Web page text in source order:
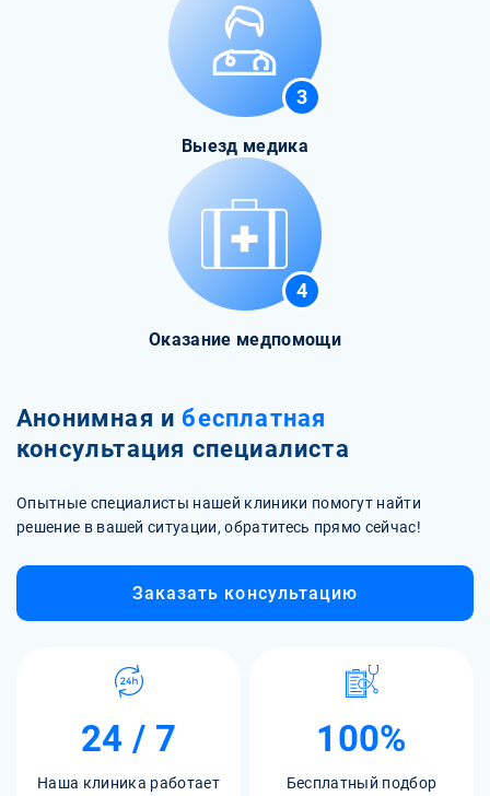
3
Выезд медика
4
Оказание медпомощи
Анонимная и бесплатная
консультация специалиста
Опытные специалисты нашей клиники помогут найти
решение в вашей ситуации, обратитесь прямо сейчас!
Заказать консультацию
24 / 7
Наша клиника работает
100%
Бесплатный подбор